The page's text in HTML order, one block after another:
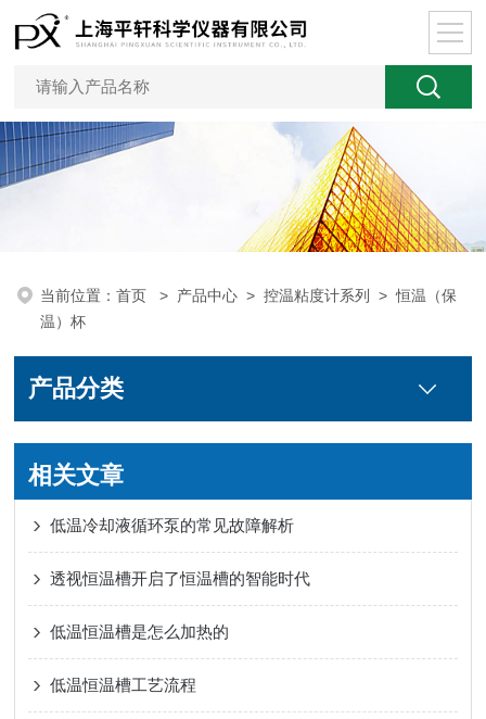
当前位置：首页 > 产品中心 >控温粘度计系列 >恒温（保
温）杯
产品分类
相关文章
低温冷却液循环泵的常见故障解析
透视恒温槽开启了恒温槽的智能时代
低温恒温槽是怎么加热的
低温恒温槽工艺流程